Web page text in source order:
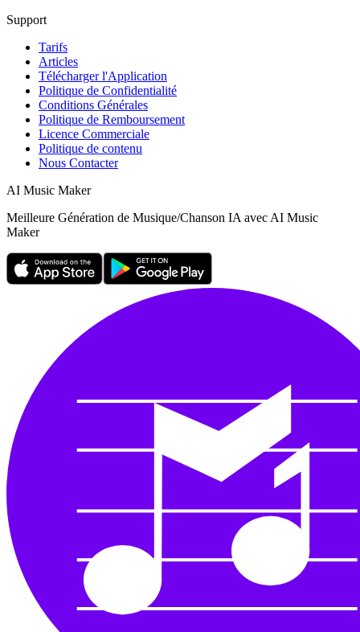
Support
Tarifs
Articles
Télécharger l'Application
Politique de Confidentialité
Conditions Générales
Politique de Remboursement
Licence Commerciale
Politique de contenu
Nous Contacter
AI Music Maker
Meilleure Génération de Musique/Chanson IA avec AI Music
Maker